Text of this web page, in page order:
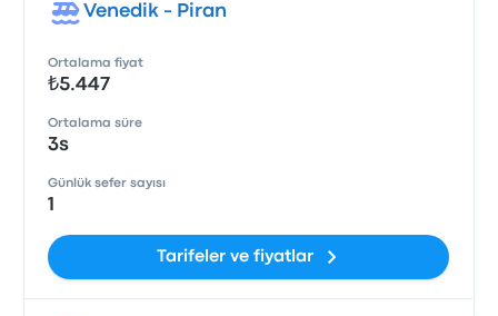
Venedik - Piran
Ortalama fiyat
₺5.447
Ortalama süre
3s
Günlük sefer sayısı
1
Tarifeler ve fiyatlar